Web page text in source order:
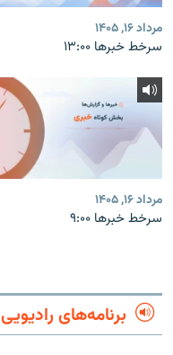
مرداد ۱۶, ۱۴۰۵
سرخط خبرها ۱۳:۰۰
مرداد ۱۶, ۱۴۰۵
سرخط خبرها ۹:۰۰
برنامه‌های رادیویی